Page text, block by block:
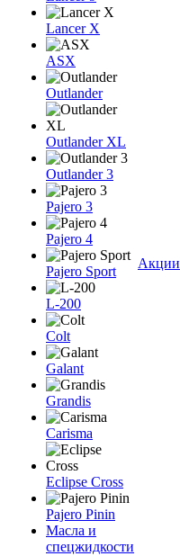
Lancer X
ASX
Outlander
Outlander XL
Outlander 3
Pajero 3
Pajero 4
Pajero Sport
L-200
Colt
Galant
Grandis
Carisma
Eclipse Cross
Pajero Pinin
Масла и
спецжидкости
Акции